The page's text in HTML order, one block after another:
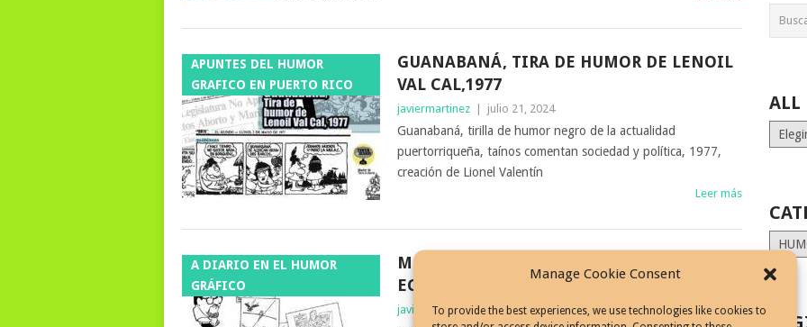
Manage Cookie Consent
To provide the best experiences, we use technologies like cookies to
APUNTES DEL HUMOR
GRAFICO EN PUERTO RICO
GUANABANÁ, TIRA DE HUMOR DE LENOIL
VAL CAL,1977
javiermartinez | julio 21, 2024
Guanabaná, tirilla de humor negro de la actualidad
puertorriqueña, taínos comentan sociedad y política, 1977,
creación de Lionel Valentín
Leer más
A DIARIO EN EL HUMOR
GRÁFICO
MEMORIAS DE UN EX GAGWRITER, LUIS H.
ECHEVARRÍA
javiermartinez | julio 8, 2024
ALL
ALL